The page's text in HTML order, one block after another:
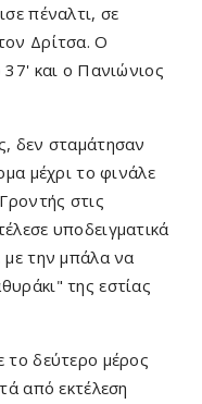
πέναλτι, σε
Δρίτσα. Ο
37' και ο Πανιώνιος
δεν σταμάτησαν
μέχρι το φινάλε
στις
υποδειγματικά
την μπάλα να
της εστίας
το δεύτερο μέρος
από εκτέλεση